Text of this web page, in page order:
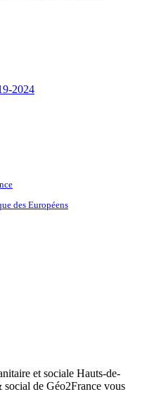
2024
des Européens
et sociale Hauts-de-
de Géo2France vous